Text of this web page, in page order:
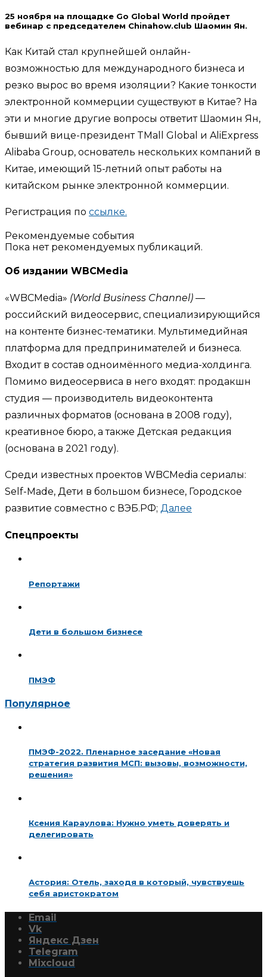
25 ноября на площадке Go Global World пройдет
вебинар с председателем Chinahow.club Шаомин Ян.
Как Китай стал крупнейшей онлайн-
возможностью для международного бизнеса и
резко вырос во время изоляции? Какие тонкости
электронной коммерции существуют в Китае? На
эти и многие другие вопросы ответит Шаомин Ян,
бывший вице-президент TMall Global и AliExpress
Alibaba Group, основатель нескольких компаний в
Китае, имеющий 15-летний опыт работы на
китайском рынке электронной коммерции.
Регистрация по ссылке.
Рекомендуемые события
Пока нет рекомендуемых публикаций.
Об издании WBCMedia
«WBCMedia» (World Business Channel) —
российский видеосервис, специализирующийся
на контенте бизнес-тематики. Мультимедийная
платформа для предпринимателей и бизнеса.
Входит в состав одноимённого медиа-холдинга.
Помимо видеосервиса в него входят: продакшн
студия — производитель видеоконтента
различных форматов (основана в 2008 году),
креативное бюро, а также Детская редакция
(основана в 2021 году).
Среди известных проектов WBCMedia сериалы:
Self-Made, Дети в большом бизнесе, Городское
развитие совместно с ВЭБ.РФ; Далее
Спецпроекты
Репортажи
Дети в большом бизнесе
ПМЭФ
Популярное
ПМЭФ-2022. Пленарное заседание «Новая
стратегия развития МСП: вызовы, возможности,
решения»
Ксения Караулова: Нужно уметь доверять и
делегировать
Астория: Отель, заходя в который, чувствуешь
себя аристократом
Email
Vk
Яндекс Дзен
Telegram
Mixcloud